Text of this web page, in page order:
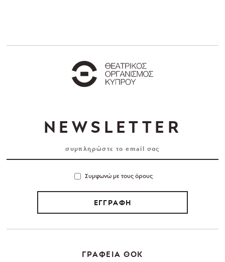
NEWSLETTER
Συμφωνώ με τους όρους
ΕΓΓΡΑΦΗ
ΓΡΑΦΕΙΑ ΘΟΚ